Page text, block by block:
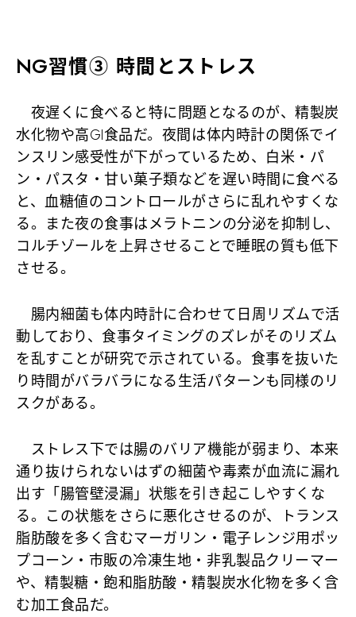
NG習慣③ 時間とストレス
夜遅くに食べると特に問題となるのが、精製炭
水化物や高GI食品だ。夜間は体内時計の関係でイ
ンスリン感受性が下がっているため、白米・パ
ン・パスタ・甘い菓子類などを遅い時間に食べる
と、血糖値のコントロールがさらに乱れやすくな
る。また夜の食事はメラトニンの分泌を抑制し、
コルチゾールを上昇させることで睡眠の質も低下
させる。
腸内細菌も体内時計に合わせて日周リズムで活
動しており、食事タイミングのズレがそのリズム
を乱すことが研究で示されている。食事を抜いた
り時間がバラバラになる生活パターンも同様のリ
スクがある。
ストレス下では腸のバリア機能が弱まり、本来
通り抜けられないはずの細菌や毒素が血流に漏れ
出す「腸管壁浸漏」状態を引き起こしやすくな
る。この状態をさらに悪化させるのが、トランス
脂肪酸を多く含むマーガリン・電子レンジ用ポッ
プコーン・市販の冷凍生地・非乳製品クリーマー
や、精製糖・飽和脂肪酸・精製炭水化物を多く含
む加工食品だ。